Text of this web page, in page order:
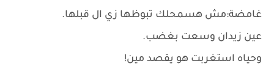
غامضة:مش هسمحلك تبوظها زي ال قبلها.
عين زيدان وسعت بغضب.
وحياه استغربت هو يقصد مين!